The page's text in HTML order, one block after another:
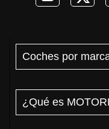
Coches por
¿Qué es